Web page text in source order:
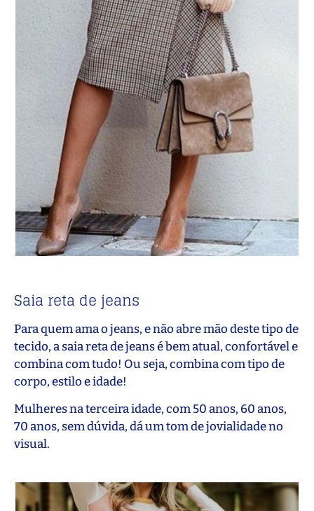
Saia reta de jeans
Para quem ama o jeans, e não abre mão deste tipo de
tecido, a saia reta de jeans é bem atual, confortável e
combina com tudo! Ou seja, combina com tipo de
corpo, estilo e idade!
Mulheres na terceira idade, com 50 anos, 60 anos,
70 anos, sem dúvida, dá um tom de jovialidade no
visual.